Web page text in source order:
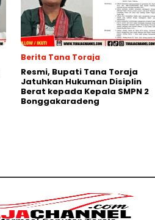
Berita Tana Toraja
Resmi, Bupati Tana Toraja
Jatuhkan Hukuman Disiplin
Berat kepada Kepala SMPN 2
Bonggakaradeng